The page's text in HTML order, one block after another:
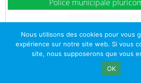
Police municipale
Nous utilisons des cookies pour vous
expérience sur notre site web. Si vous
site, nous supposerons que vous
OK